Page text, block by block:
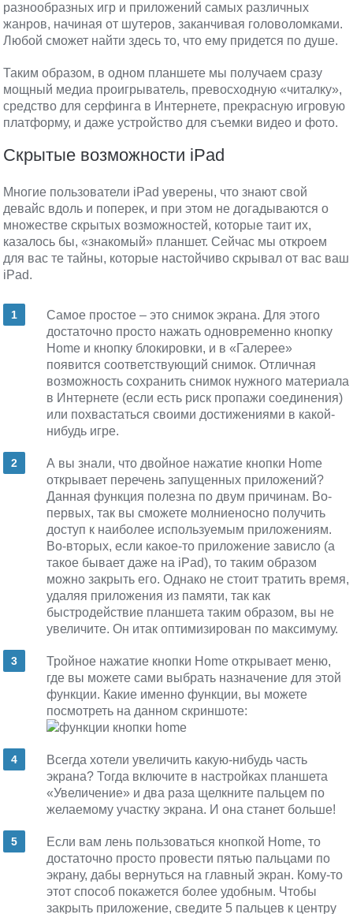
разнообразных игр и приложений самых различных
жанров, начиная от шутеров, заканчивая головоломками.
Любой сможет найти здесь то, что ему придется по душе.
Таким образом, в одном планшете мы получаем сразу
мощный медиа проигрыватель, превосходную «читалку»,
средство для серфинга в Интернете, прекрасную игровую
платформу, и даже устройство для съемки видео и фото.
Скрытые возможности iPad
Многие пользователи iPad уверены, что знают свой
девайс вдоль и поперек, и при этом не догадываются о
множестве скрытых возможностей, которые таит их,
казалось бы, «знакомый» планшет. Сейчас мы откроем
для вас те тайны, которые настойчиво скрывал от вас ваш
iPad.
Самое простое – это снимок экрана. Для этого
достаточно просто нажать одновременно кнопку
Home и кнопку блокировки, и в «Галерее»
появится соответствующий снимок. Отличная
возможность сохранить снимок нужного материала
в Интернете (если есть риск пропажи соединения)
или похвастаться своими достижениями в какой-
нибудь игре.
А вы знали, что двойное нажатие кнопки Home
открывает перечень запущенных приложений?
Данная функция полезна по двум причинам. Во-
первых, так вы сможете молниеносно получить
доступ к наиболее используемым приложениям.
Во-вторых, если какое-то приложение зависло (а
такое бывает даже на iPad), то таким образом
можно закрыть его. Однако не стоит тратить время,
удаляя приложения из памяти, так как
быстродействие планшета таким образом, вы не
увеличите. Он итак оптимизирован по максимуму.
Тройное нажатие кнопки Home открывает меню,
где вы можете сами выбрать назначение для этой
функции. Какие именно функции, вы можете
посмотреть на данном скриншоте:
Всегда хотели увеличить какую-нибудь часть
экрана? Тогда включите в настройках планшета
«Увеличение» и два раза щелкните пальцем по
желаемому участку экрана. И она станет больше!
Если вам лень пользоваться кнопкой Home, то
достаточно просто провести пятью пальцами по
экрану, дабы вернуться на главный экран. Кому-то
этот способ покажется более удобным. Чтобы
закрыть приложение, сведите 5 пальцев к центру